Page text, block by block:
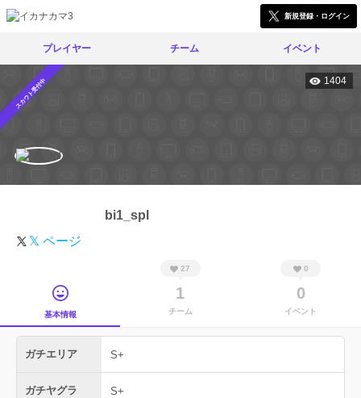
新規登録・ログイン
プレイヤー チーム イベント
スカウト受付中 1404
bi1_spl
𝕏 ページ
基本情報
27
1
チーム
0
0
イベント
ガチエリア S+
ガチヤグラ S+